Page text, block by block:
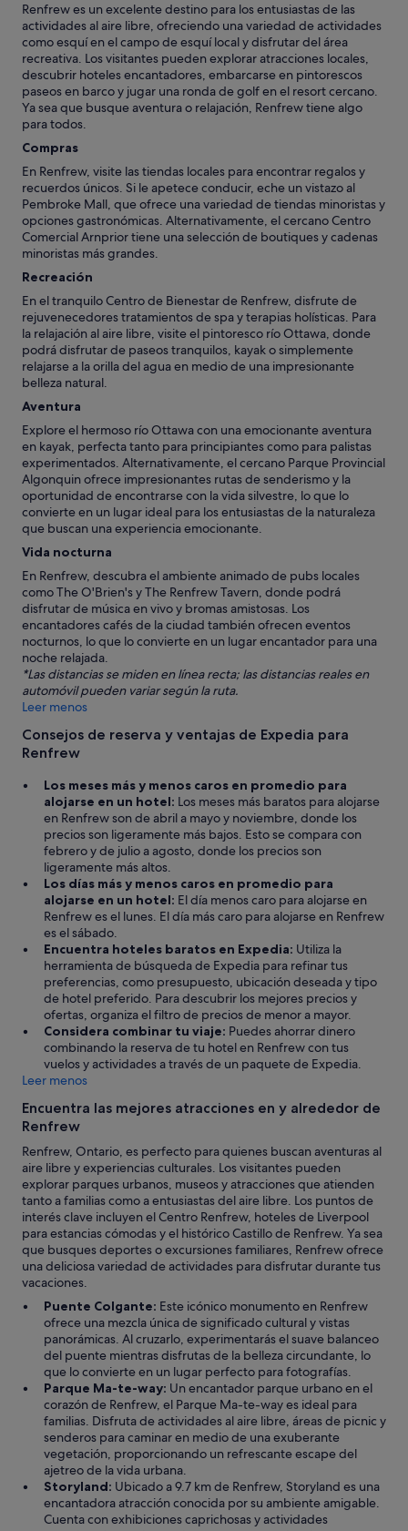
Renfrew es un excelente destino para los entusiastas de las
actividades al aire libre, ofreciendo una variedad de actividades
como esquí en el campo de esquí local y disfrutar del área
recreativa. Los visitantes pueden explorar atracciones locales,
descubrir hoteles encantadores, embarcarse en pintorescos
paseos en barco y jugar una ronda de golf en el resort cercano.
Ya sea que busque aventura o relajación, Renfrew tiene algo
para todos.
Compras
En Renfrew, visite las tiendas locales para encontrar regalos y
recuerdos únicos. Si le apetece conducir, eche un vistazo al
Pembroke Mall, que ofrece una variedad de tiendas minoristas y
opciones gastronómicas. Alternativamente, el cercano Centro
Comercial Arnprior tiene una selección de boutiques y cadenas
minoristas más grandes.
Recreación
En el tranquilo Centro de Bienestar de Renfrew, disfrute de
rejuvenecedores tratamientos de spa y terapias holísticas. Para
la relajación al aire libre, visite el pintoresco río Ottawa, donde
podrá disfrutar de paseos tranquilos, kayak o simplemente
relajarse a la orilla del agua en medio de una impresionante
belleza natural.
Aventura
Explore el hermoso río Ottawa con una emocionante aventura
en kayak, perfecta tanto para principiantes como para palistas
experimentados. Alternativamente, el cercano Parque Provincial
Algonquin ofrece impresionantes rutas de senderismo y la
oportunidad de encontrarse con la vida silvestre, lo que lo
convierte en un lugar ideal para los entusiastas de la naturaleza
que buscan una experiencia emocionante.
Vida nocturna
En Renfrew, descubra el ambiente animado de pubs locales
como The O'Brien's y The Renfrew Tavern, donde podrá
disfrutar de música en vivo y bromas amistosas. Los
encantadores cafés de la ciudad también ofrecen eventos
nocturnos, lo que lo convierte en un lugar encantador para una
noche relajada.
*Las distancias se miden en línea recta; las distancias reales en
automóvil pueden variar según la ruta.
Leer menos
Consejos de reserva y ventajas de Expedia para
Renfrew
Los meses más y menos caros en promedio para
alojarse en un hotel: Los meses más baratos para alojarse
en Renfrew son de abril a mayo y noviembre, donde los
precios son ligeramente más bajos. Esto se compara con
febrero y de julio a agosto, donde los precios son
ligeramente más altos.
Los días más y menos caros en promedio para
alojarse en un hotel: El día menos caro para alojarse en
Renfrew es el lunes. El día más caro para alojarse en Renfrew
es el sábado.
Encuentra hoteles baratos en Expedia: Utiliza la
herramienta de búsqueda de Expedia para refinar tus
preferencias, como presupuesto, ubicación deseada y tipo
de hotel preferido. Para descubrir los mejores precios y
ofertas, organiza el filtro de precios de menor a mayor.
Considera combinar tu viaje: Puedes ahorrar dinero
combinando la reserva de tu hotel en Renfrew con tus
vuelos y actividades a través de un paquete de Expedia.
Leer menos
Encuentra las mejores atracciones en y alrededor de
Renfrew
Renfrew, Ontario, es perfecto para quienes buscan aventuras al
aire libre y experiencias culturales. Los visitantes pueden
explorar parques urbanos, museos y atracciones que atienden
tanto a familias como a entusiastas del aire libre. Los puntos de
interés clave incluyen el Centro Renfrew, hoteles de Liverpool
para estancias cómodas y el histórico Castillo de Renfrew. Ya sea
que busques deportes o excursiones familiares, Renfrew ofrece
una deliciosa variedad de actividades para disfrutar durante tus
vacaciones.
Puente Colgante: Este icónico monumento en Renfrew
ofrece una mezcla única de significado cultural y vistas
panorámicas. Al cruzarlo, experimentarás el suave balanceo
del puente mientras disfrutas de la belleza circundante, lo
que lo convierte en un lugar perfecto para fotografías.
Parque Ma-te-way: Un encantador parque urbano en el
corazón de Renfrew, el Parque Ma-te-way es ideal para
familias. Disfruta de actividades al aire libre, áreas de picnic y
senderos para caminar en medio de una exuberante
vegetación, proporcionando un refrescante escape del
ajetreo de la vida urbana.
Storyland: Ubicado a 9.7 km de Renfrew, Storyland es una
encantadora atracción conocida por su ambiente amigable.
Cuenta con exhibiciones caprichosas y actividades